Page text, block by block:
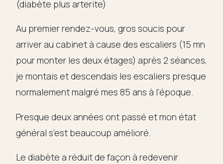
Contact
(diabète plus arterite)
Au premier rendez-vous, gros soucis pour
arriver au cabinet à cause des escaliers (15 mn
pour monter les deux étages) après 2 séances,
je montais et descendais les escaliers presque
normalement malgré mes 85 ans à l’époque.
Presque deux années ont passé et mon état
général s’est beaucoup amélioré.
Le diabète a réduit de façon à redevenir